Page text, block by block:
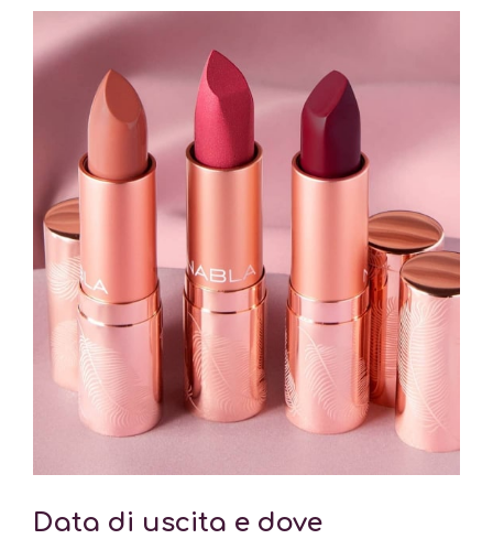
Data di uscita e dove